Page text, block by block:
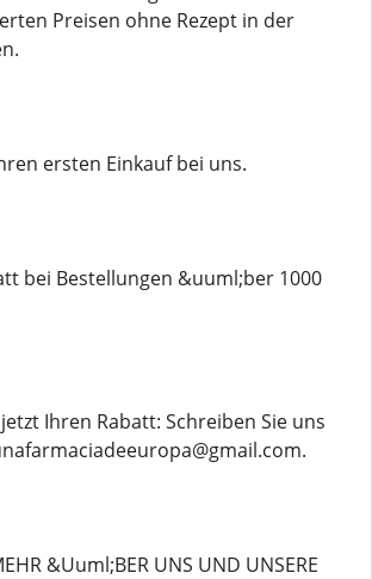
Preisen ohne Rezept in der
ersten Einkauf bei uns.
bei Bestellungen &uuml;ber 1000
Ihren Rabatt: Schreiben Sie uns
&Uuml;BER UNS UND UNSERE